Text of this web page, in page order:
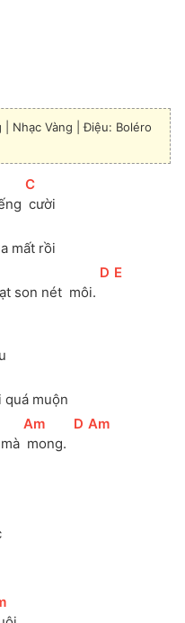
| Nhạc Vàng | Điệu: Boléro
[
C
cười
mất rồi
son nét  môi.
[
D ]
[
E
quá muộn
[
Am
mong.
[
D ]
[
Am